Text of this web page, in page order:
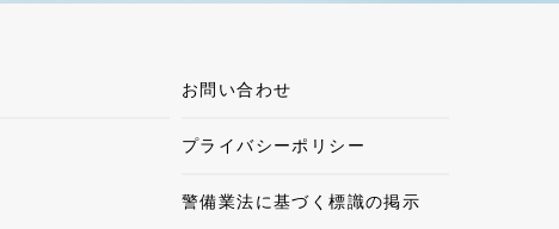
お問い合わせ
プライバシーポリシー
警備業法に基づく標識の掲示